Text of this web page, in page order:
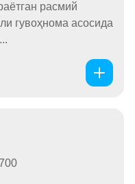
расмий
гувоҳнома асосида